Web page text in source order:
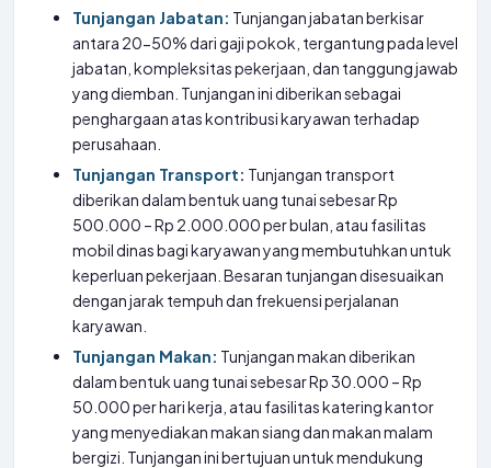
Tunjangan Jabatan: Tunjangan jabatan berkisar
antara 20-50% dari gaji pokok, tergantung pada level
jabatan, kompleksitas pekerjaan, dan tanggung jawab
yang diemban. Tunjangan ini diberikan sebagai
penghargaan atas kontribusi karyawan terhadap
perusahaan.
Tunjangan Transport: Tunjangan transport
diberikan dalam bentuk uang tunai sebesar Rp
500.000 – Rp 2.000.000 per bulan, atau fasilitas
mobil dinas bagi karyawan yang membutuhkan untuk
keperluan pekerjaan. Besaran tunjangan disesuaikan
dengan jarak tempuh dan frekuensi perjalanan
karyawan.
Tunjangan Makan: Tunjangan makan diberikan
dalam bentuk uang tunai sebesar Rp 30.000 – Rp
50.000 per hari kerja, atau fasilitas katering kantor
yang menyediakan makan siang dan makan malam
bergizi. Tunjangan ini bertujuan untuk mendukung